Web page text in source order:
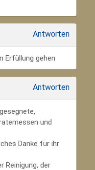
Antworten
Erfüllung gehen
Antworten
und
Danke für ihr
Reinigung, der